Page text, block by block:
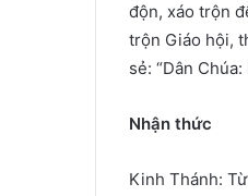
độn, xáo trộn
trộn Giáo hội,
sẻ: “Dân
Nhận thức
Kinh Thánh: